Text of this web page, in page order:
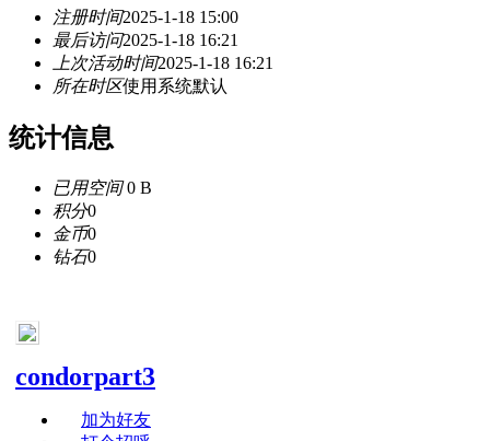
注册时间2025-1-18 15:00
最后访问2025-1-18 16:21
上次活动时间2025-1-18 16:21
所在时区使用系统默认
统计信息
已用空间0 B
积分0
金币0
钻石0
condorpart3
加为好友